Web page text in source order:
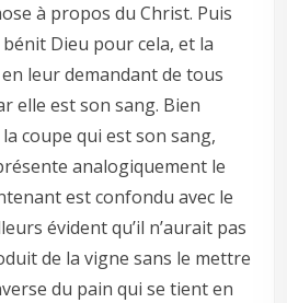
à propos du Christ. Puis
Dieu pour cela, et la
leur demandant de tous
elle est son sang. Bien
coupe qui est son sang,
analogiquement le
est confondu avec le
évident qu’il n’aurait pas
de la vigne sans le mettre
du pain qui se tient en